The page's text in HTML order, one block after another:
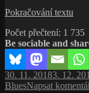
Pokračování textu
The
&
Počet přečtení: 1 735
Be sociable and
Publikováno:
30. 11. 20183. 12.
BluesNapsat